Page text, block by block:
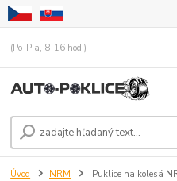
(Po-Pia, 8-16 hod.)
Úvod NRM Puklice na kolesá